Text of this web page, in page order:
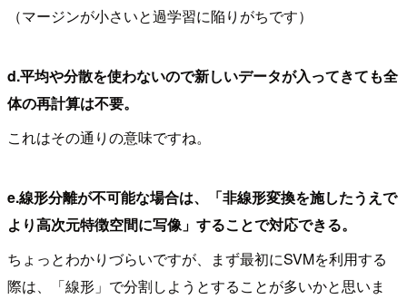
（マージンが小さいと過学習に陥りがちです）
d.平均や分散を使わないので新しいデータが入ってきても全
体の再計算は不要。
これはその通りの意味ですね。
e.線形分離が不可能な場合は、「非線形変換を施したうえで
より高次元特徴空間に写像」することで対応できる。
ちょっとわかりづらいですが、まず最初にSVMを利用する
際は、「線形」で分割しようとすることが多いかと思いま